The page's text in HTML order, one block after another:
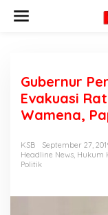
Gubernur
Evakuasi
Wamena,
KSB
September 27,
Headline News, Hukum
Politik